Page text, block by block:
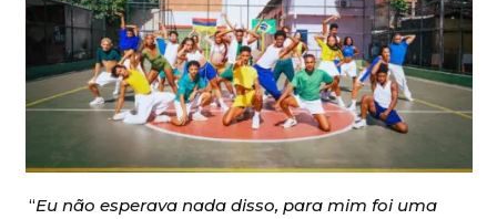
“Eu não esperava nada disso, para mim foi uma